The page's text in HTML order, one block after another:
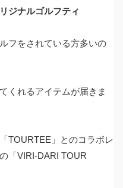
ジナルゴルフティ
フをされている方多いの
くれるアイテムが届きま
TOURTEE 」とのコラボレ
「VIRI-DARI TOUR